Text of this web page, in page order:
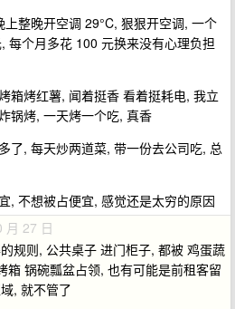
整晚开空调 29°C, 狠狠开空调, 一个
每个月多花 100 元换来没有心理负担
箱烤红薯, 闻着挺香 看着挺耗电, 我立
锅烤, 一天烤一个吃, 真香
了, 每天炒两道菜, 带一份去公司吃, 总
, 不想被占便宜, 感觉还是太穷的原因
月 27 日
规则, 公共桌子 进门柜子, 都被 鸡蛋蔬
箱 锅碗瓢盆占领, 也有可能是前租客留
, 就不管了